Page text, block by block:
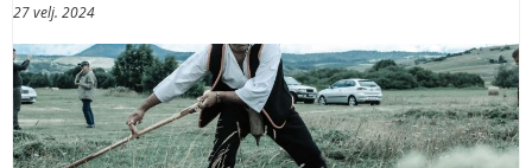
27 velj. 2024